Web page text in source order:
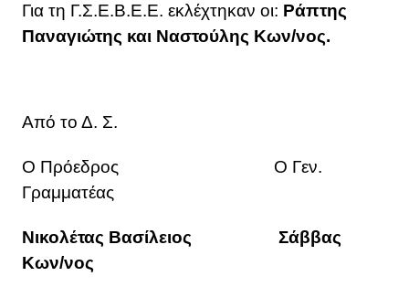
Για τη Γ.Σ.Ε.Β.Ε.Ε. εκλέχτηκαν οι: Ράπτης
Παναγιώτης και Ναστούλης Κων/νος.
Από το Δ. Σ.
Ο Πρόεδρος Ο Γεν.
Γραμματέας
Νικολέτας Βασίλειος Σάββας
Κων/νος